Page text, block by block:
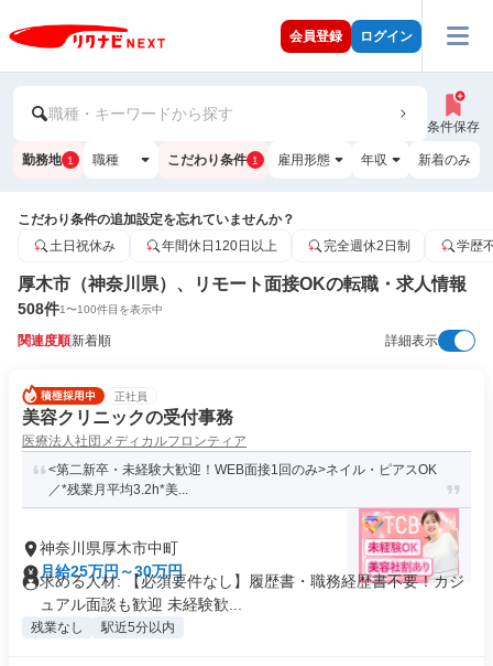
会員登録 ログイン
職種・キーワードから探す
条件保存
勤務地 1 職種 こだわり条件 1 雇用形態 年収 新着のみ
こだわり条件の追加設定を忘れていませんか？
土日祝休み
年間休日120日以上 完全週休2日制 学歴
厚木市（神奈川県）、リモート面接OKの転職・求人情報
508件1〜100件目を表示中
関連度順新着順 詳細表示
正社員
美容クリニックの受付事務
医療法人社団メディカルフロンティア
<第二新卒・未経験大歓迎！WEB面接1回のみ>ネイル・ピアスOK
／*残業月平均3.2h*美...
神奈川県厚木市中町
月給25万円～30万円
求める人材: 【必須要件なし】履歴書・職務経歴書不要！カジ
ュアル面談も歓迎 未経験歓...
残業なし 駅近5分以内